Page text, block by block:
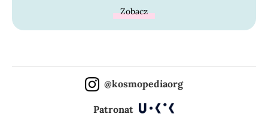
Zobacz
@kosmopediaorg
Patronat